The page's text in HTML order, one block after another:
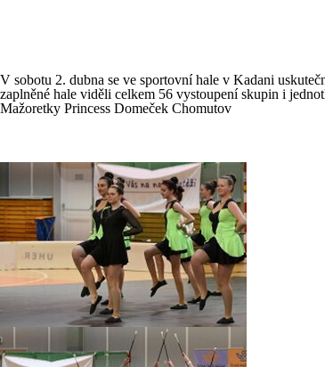
V sobotu 2. dubna se ve sportovní hale v Kadani
zaplněné hale viděli celkem 56 vystoupení skupin i
Mažoretky Princess Domeček Chomutov
Text a